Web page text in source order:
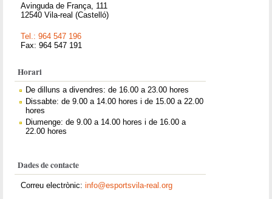
Avinguda de França, 111
12540 Vila-real (Castelló)
Tel.: 964 547 196
Fax: 964 547 191
Horari
De dilluns a divendres: de 16.00 a 23.00 hores
Dissabte: de 9.00 a 14.00 hores i de 15.00 a 22.00
hores
Diumenge: de 9.00 a 14.00 hores i de 16.00 a
22.00 hores
Dades de contacte
Correu electrònic:info@esportsvila-real.org